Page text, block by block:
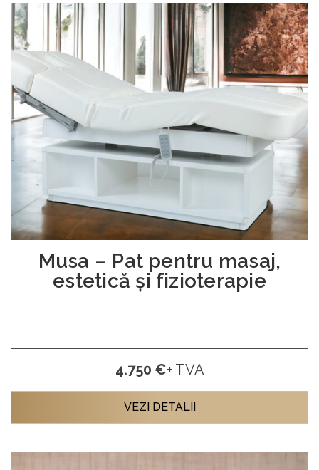
Musa – Pat pentru masaj,
estetică și fizioterapie
4.750 €+ TVA
VEZI DETALII